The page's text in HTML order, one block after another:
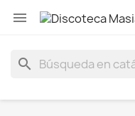

search